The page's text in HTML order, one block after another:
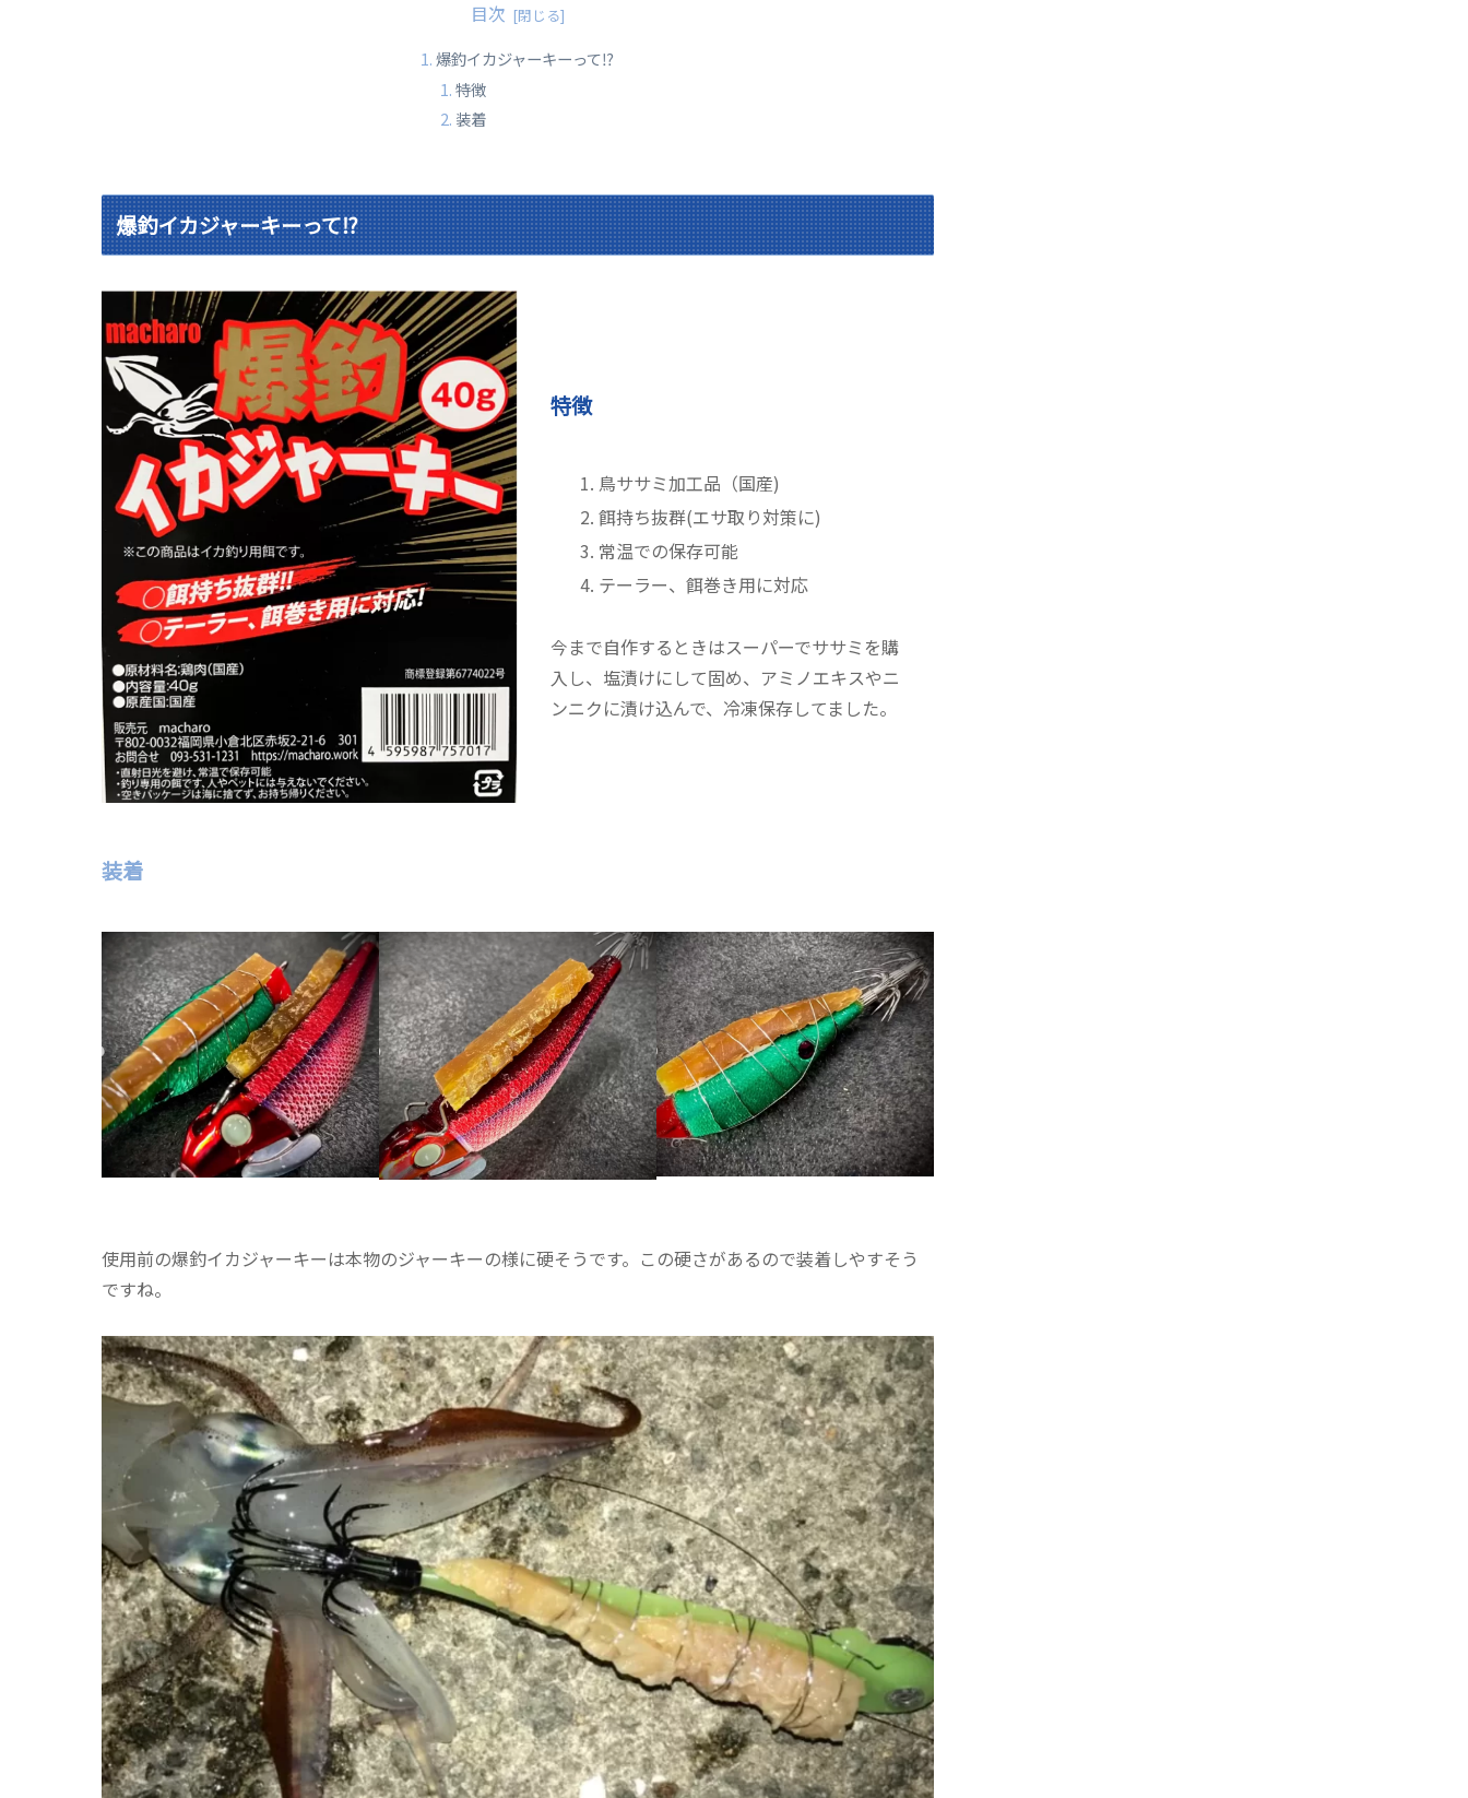
目次
爆釣イカジャーキーって⁉
特徴
装着
爆釣イカジャーキーって⁉
特徴
鳥ササミ加工品（国産)
餌持ち抜群(エサ取り対策に)
常温での保存可能
テーラー、餌巻き用に対応
今まで自作するときはスーパーでササミを購
入し、塩漬けにして固め、アミノエキスやニ
ンニクに漬け込んで、冷凍保存してました。
装着
使用前の爆釣イカジャーキーは本物のジャーキーの様に硬そうです。この硬さがあるので装着しやすそう
ですね。